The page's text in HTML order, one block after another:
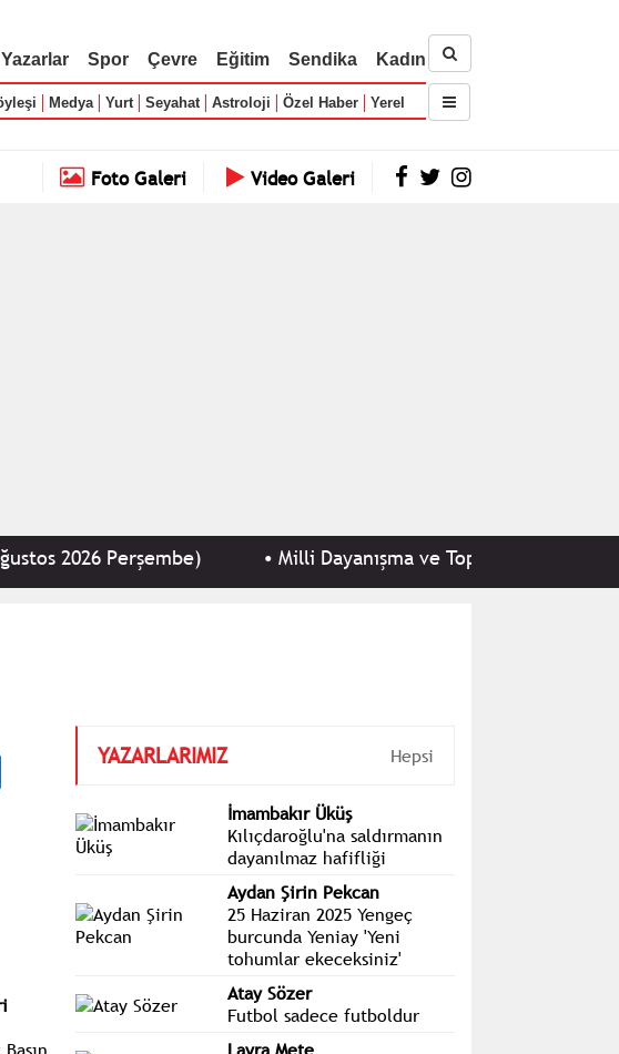
Yazarlar Spor Çevre Eğitim Sendika Kadın
Medya Yurt Seyahat Astroloji Özel Haber Yerel
Foto Galeri Video Galeri
2026 Perşembe) Milli Dayanışma ve Toplumsal
YAZARLARIMIZ Hepsi
İmambakır Üküş
Kılıçdaroğlu'na saldırmanın
dayanılmaz hafifliği
Aydan Şirin Pekcan
25 Haziran 2025 Yengeç
burcunda Yeniay 'Yeni
tohumlar ekeceksiniz'
Atay Sözer
Futbol sadece futboldur